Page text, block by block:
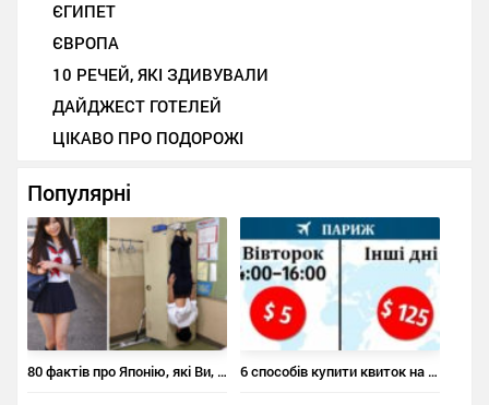
ЄГИПЕТ
ЄВРОПА
10 РЕЧЕЙ, ЯКІ ЗДИВУВАЛИ
ДАЙДЖЕСТ ГОТЕЛЕЙ
ЦІКАВО ПРО ПОДОРОЖІ
Популярні
80 фактів про Японію, які Ви, напевно, не знали 6 способів купити квиток на літак за ціною квитка в кіно